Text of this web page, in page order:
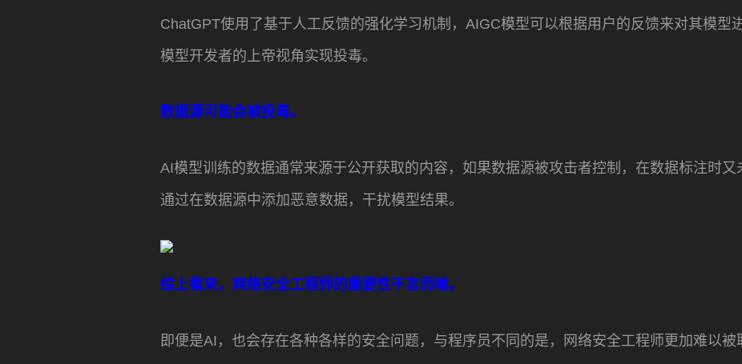
ChatGPT使用了基于人工反馈的强化学习机制，AIGC模型可以根据用户的反馈来对其模型
模型开发者的上帝视角实现投毒。
数据源可能会被投毒。
AI模型训练的数据通常来源于公开获取的内容，如果数据源被攻击者控制，在数据标注时
通过在数据源中添加恶意数据，干扰模型结果。
综上看来，网络安全工程师的重要性不言而喻。
即便是AI，也会存在各种各样的安全问题，与程序员不同的是，网络安全工程师更加难以